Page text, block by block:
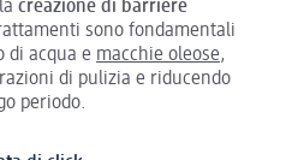
creazione di barriere
sono fondamentali
di acqua e macchie oleose,
di pulizia e riducendo
periodo.